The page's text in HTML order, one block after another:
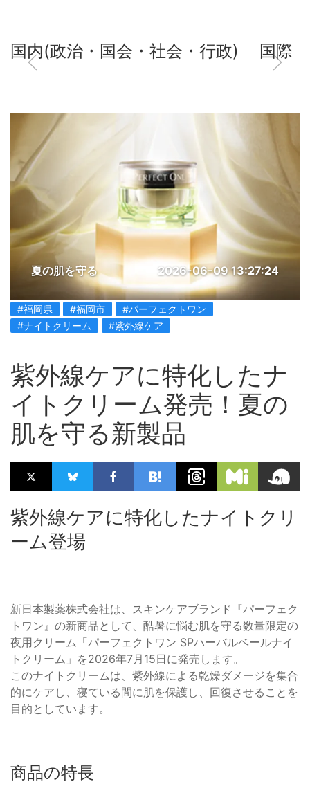
国内(政治・国会・社会・行政) 国際
夏の肌を守る 2026-06-09 13:27:24
#福岡県 #福岡市
#パーフェクトワン
#ナイトクリーム
#紫外線ケア
紫外線ケアに特化したナ
イトクリーム発売！夏の
肌を守る新製品
紫外線ケアに特化したナイトクリ
ーム登場
新日本製薬株式会社は、スキンケアブランド『パーフェク
トワン』の新商品として、酷暑に悩む肌を守る数量限定の
夜用クリーム「パーフェクトワン SPハーバルベールナイ
トクリーム」を2026年7月15日に発売します。
このナイトクリームは、紫外線による乾燥ダメージを集合
的にケアし、寝ている間に肌を保護し、回復させることを
目的としています。
商品の特長